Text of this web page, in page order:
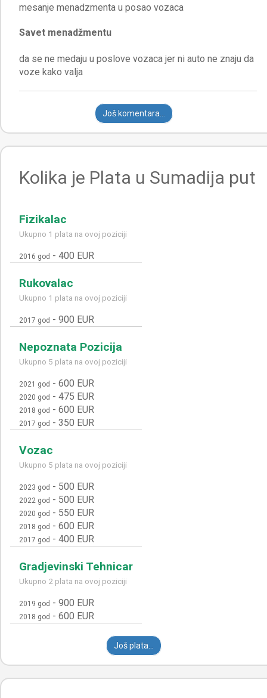
Savet menadžmentu
da se ne medaju u poslove vozaca jer ni auto ne znaju da
Još komentara...
Kolika je Plata u Sumadija put
Fizikalac
Ukupno 1 plata na ovoj poziciji
2016 god - 400 EUR
Rukovalac
Ukupno 1 plata na ovoj poziciji
2017 god - 900 EUR
Nepoznata Pozicija
Ukupno 5 plata na ovoj poziciji
2021 god - 600 EUR
2020 god - 475 EUR
2018 god - 600 EUR
2017 god - 350 EUR
Vozac
Ukupno 5 plata na ovoj poziciji
2023 god - 500 EUR
2022 god - 500 EUR
2020 god - 550 EUR
2018 god - 600 EUR
2017 god - 400 EUR
Gradjevinski Tehnicar
Ukupno 2 plata na ovoj poziciji
2019 god - 900 EUR
2018 god - 600 EUR
Još plata...